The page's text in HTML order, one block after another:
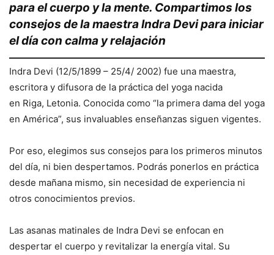
para el cuerpo y la mente. Compartimos los
consejos de la maestra Indra Devi para iniciar
el día con calma y relajación
Indra Devi (12/5/1899 – 25/4/ 2002) fue una maestra,
escritora y difusora de la práctica del yoga nacida
en Riga, Letonia. Conocida como “la primera dama del yoga
en América”, sus invaluables enseñanzas siguen vigentes.
Por eso, elegimos sus consejos para los primeros minutos
del día, ni bien despertamos. Podrás ponerlos en práctica
desde mañana mismo, sin necesidad de experiencia ni
otros conocimientos previos.
Las asanas matinales de Indra Devi se enfocan en
despertar el cuerpo y revitalizar la energía vital. Su